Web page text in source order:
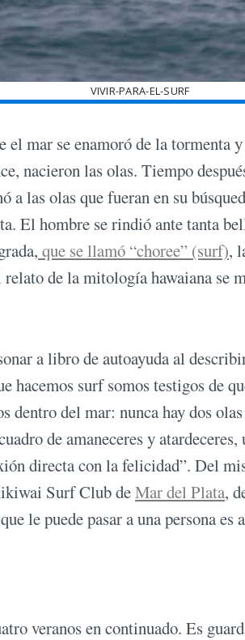
VIVIR-PARA-EL-SURF
el mar se enamoró de la tormenta
nacieron las olas. Tiempo
a las olas que fueran en su
El hombre se rindió ante tanta
que se llamó “choree” (surf),
de la mitología hawaiana se
a libro de autoayuda al
hacemos surf somos testigos de
dentro del mar: nunca hay dos
de amaneceres y
directa con la felicidad”. Del
Surf Club deMar del Plata,
le puede pasar a una persona es
veranos en continuado. Es